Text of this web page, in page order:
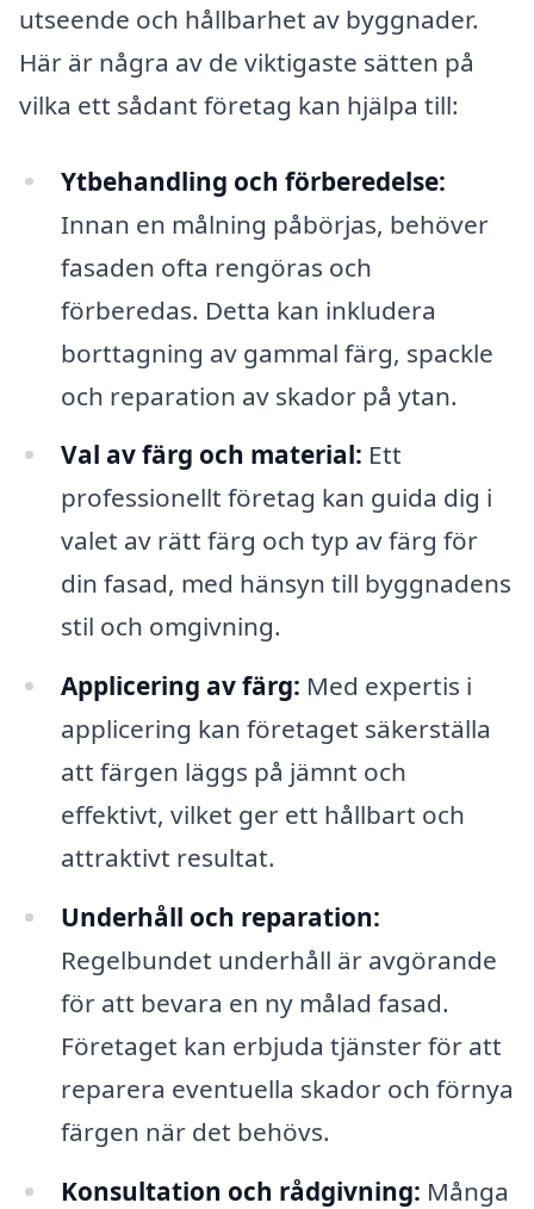
utseende och hållbarhet av byggnader.
Här är några av de viktigaste sätten på
vilka ett sådant företag kan hjälpa till:
Ytbehandling och förberedelse:
Innan en målning påbörjas, behöver
fasaden ofta rengöras och
förberedas. Detta kan inkludera
borttagning av gammal färg, spackle
och reparation av skador på ytan.
Val av färg och material: Ett
professionellt företag kan guida dig i
valet av rätt färg och typ av färg för
din fasad, med hänsyn till byggnadens
stil och omgivning.
Applicering av färg: Med expertis i
applicering kan företaget säkerställa
att färgen läggs på jämnt och
effektivt, vilket ger ett hållbart och
attraktivt resultat.
Underhåll och reparation:
Regelbundet underhåll är avgörande
för att bevara en ny målad fasad.
Företaget kan erbjuda tjänster för att
reparera eventuella skador och förnya
färgen när det behövs.
Konsultation och rådgivning: Många